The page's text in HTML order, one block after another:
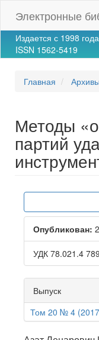
Navigation
Main
Content
Sidebar
Электронные
Издается с 1998 года
ISSN 1562-5419
Главная Архивы
Методы
партий
Article
Sidebar
Опубликован:
УДК 78.021.4
Выпуск
Том 20 № 4